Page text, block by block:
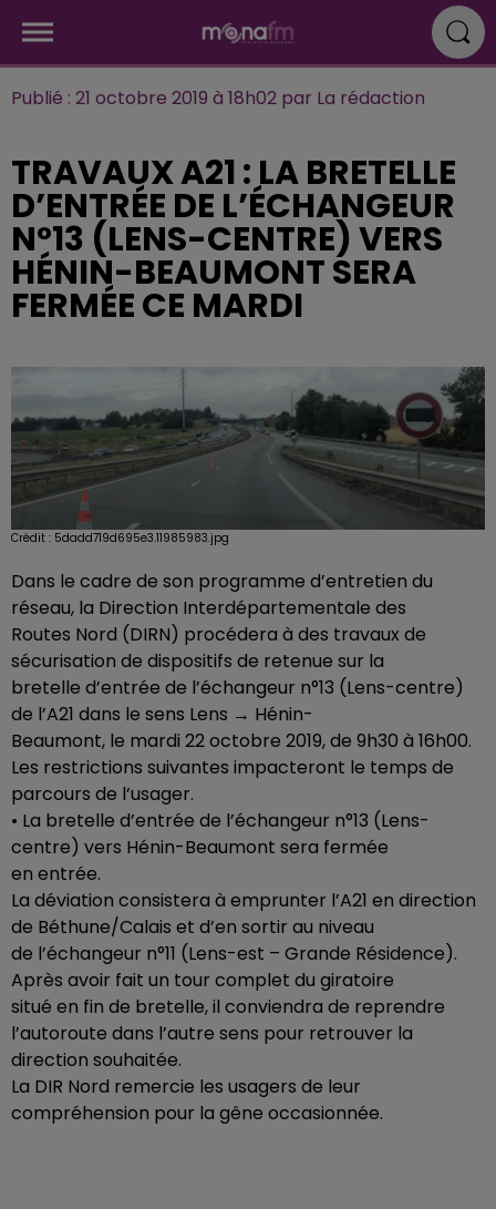
Publié : 21 octobre 2019 à 18h02 par La rédaction
TRAVAUX A21 : LA BRETELLE
D’ENTRÉE DE L’ÉCHANGEUR
N°13 (LENS-CENTRE) VERS
HÉNIN-BEAUMONT SERA
FERMÉE CE MARDI
Crédit : 5dadd719d695e3.11985983.jpg
Dans le cadre de son programme d’entretien du
réseau, la Direction Interdépartementale des
Routes Nord (DIRN) procédera à des travaux de
sécurisation de dispositifs de retenue sur la
bretelle d’entrée de l’échangeur n°13 (Lens-centre)
de l’A21 dans le sens Lens → Hénin-
Beaumont, le mardi 22 octobre 2019, de 9h30 à 16h00.
Les restrictions suivantes impacteront le temps de
parcours de l’usager.
• La bretelle d’entrée de l’échangeur n°13 (Lens-
centre) vers Hénin-Beaumont sera fermée
en entrée.
La déviation consistera à emprunter l’A21 en direction
de Béthune/Calais et d’en sortir au niveau
de l’échangeur n°11 (Lens-est – Grande Résidence).
Après avoir fait un tour complet du giratoire
situé en fin de bretelle, il conviendra de reprendre
l’autoroute dans l’autre sens pour retrouver la
direction souhaitée.
La DIR Nord remercie les usagers de leur
compréhension pour la gêne occasionnée.